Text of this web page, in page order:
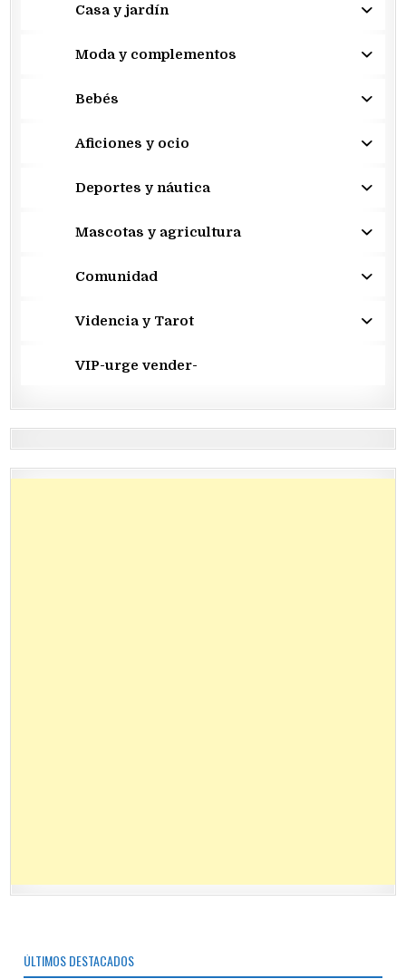
Casa y jardín
Moda y complementos
Bebés
Aficiones y ocio
Deportes y náutica
Mascotas y agricultura
Comunidad
Videncia y Tarot
VIP-urge vender-
ÚLTIMOS DESTACADOS